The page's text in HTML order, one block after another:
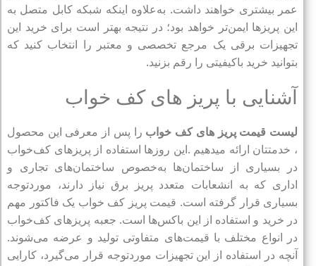
عمر بیشتری خواهند داشت. به‌علاوه اینکه شبکه کابل متصل به
این پریزها ایمن‌تر خواهد بود؛ در نتیجه بهتر است برای خرید این
تجهیزات برقی یک مرجع تخصصی و معتبر را انتخاب کنید که
بتوانید خرید باکیفیتی را رقم بزنید.
آشنایی با پریز های کف خواب
لیست قیمت پریز های کف خواب را پس از معرفی این محصول
، خدمتتان ارائه میدهیم .این روزها استفاده از پریزهای کف‌خواب
در بسیاری از ساختمان‌ها به‌خصوص ساختمان‌های تجاری و
اداری که به انشعابات متعدد پریز برق نیاز دارند، موردتوجه
بسیاری قرار گرفته است. قیمت پریز کف خواب یک فاکتور مهم
در خرید و استفاده از این باکس‌ها است. جعبه‌ پریزهای کف‌خواب
در انواع مختلف با قیمت‌های متفاوتی تولید و عرضه می‌شوند.
آنچه در استفاده از این تجهیزات موردتوجه قرار می‌گیرد، کارایی